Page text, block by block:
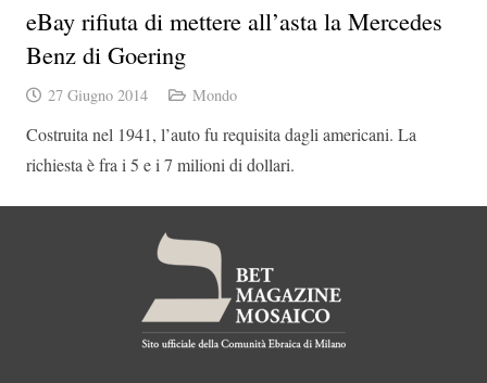
eBay rifiuta di mettere all’asta la Mercedes
Benz di Goering
27 Giugno 2014 Mondo
Costruita nel 1941, l’auto fu requisita dagli americani. La
richiesta è fra i 5 e i 7 milioni di dollari.